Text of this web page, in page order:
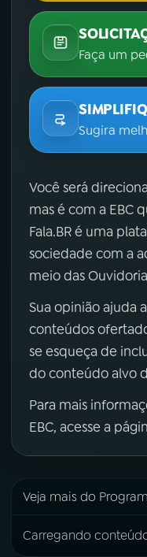
Faça um
Sugira
Você será
mas é com a EBC
Fala.BR é uma
sociedade com a
meio das
Sua opinião ajuda
conteúdos
se esqueça de
do conteúdo alvo
Para mais
EBC, acesse a
Veja mais do
Carregando